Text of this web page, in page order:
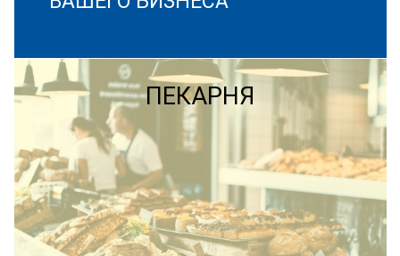
ПЕКАРНЯ